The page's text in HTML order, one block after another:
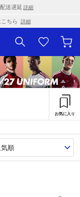
送遅延 詳細
ちら 詳細
お気に入り